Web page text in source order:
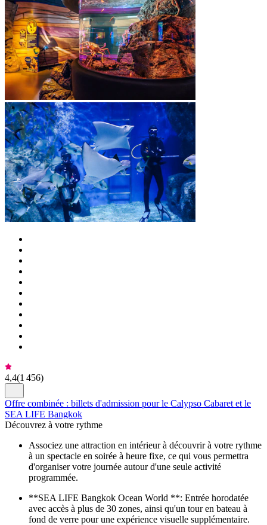
4,4(1 456)
Offre combinée : billets d'admission pour le Calypso Cabaret et le
SEA LIFE Bangkok
Découvrez à votre rythme
Associez une attraction en intérieur à découvrir à votre rythme
à un spectacle en soirée à heure fixe, ce qui vous permettra
d'organiser votre journée autour d'une seule activité
programmée.
**SEA LIFE Bangkok Ocean World **: Entrée horodatée
avec accès à plus de 30 zones, ainsi qu'un tour en bateau à
fond de verre pour une expérience visuelle supplémentaire.